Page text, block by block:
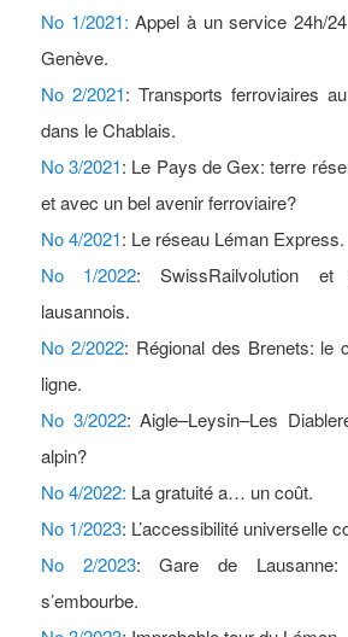
No 1/2021: Appel à un service 24h/
Genève.
No 2/2021: Transports ferroviaires
dans le Chablais.
No 3/2021: Le Pays de Gex: terre
et avec un bel avenir ferroviaire?
No 4/2021: Le réseau Léman Express.
No 1/2022: SwissRailvolution et
lausannois.
No 2/2022: Régional des Brenets: le
ligne.
No 3/2022: Aigle–Leysin–Les
alpin?
No 4/2022: La gratuité a… un coût.
No 1/2023: L’accessibilité universelle
No 2/2023: Gare de Lausanne:
s’embourbe.